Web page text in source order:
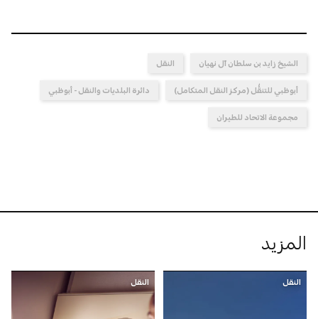
الشيخ زايد بن سلطان آل نهيان النقل
أبوظبي للتنقُّل (مركز النقل المتكامل) دائرة البلديات والنقل - أبوظبي
مجموعة الاتحاد للطيران
المزيد
النقل النقل